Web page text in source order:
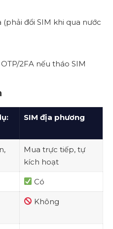
(phải đổi SIM khi qua nước
2FA nếu tháo SIM
SIM địa phương
Mua trực tiếp, tự
kích hoạt
Có
Không